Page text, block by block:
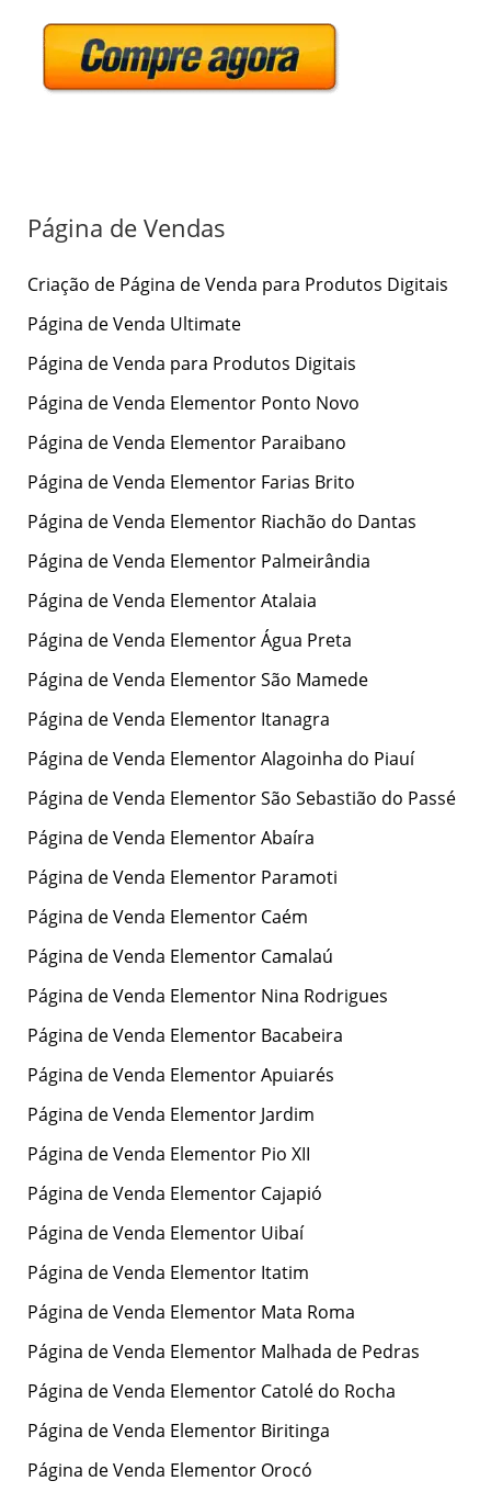
Página de Vendas
Criação de Página de Venda para Produtos Digitais
Página de Venda Ultimate
Página de Venda para Produtos Digitais
Página de Venda Elementor Ponto Novo
Página de Venda Elementor Paraibano
Página de Venda Elementor Farias Brito
Página de Venda Elementor Riachão do Dantas
Página de Venda Elementor Palmeirândia
Página de Venda Elementor Atalaia
Página de Venda Elementor Água Preta
Página de Venda Elementor São Mamede
Página de Venda Elementor Itanagra
Página de Venda Elementor Alagoinha do Piauí
Página de Venda Elementor São Sebastião do Passé
Página de Venda Elementor Abaíra
Página de Venda Elementor Paramoti
Página de Venda Elementor Caém
Página de Venda Elementor Camalaú
Página de Venda Elementor Nina Rodrigues
Página de Venda Elementor Bacabeira
Página de Venda Elementor Apuiarés
Página de Venda Elementor Jardim
Página de Venda Elementor Pio XII
Página de Venda Elementor Cajapió
Página de Venda Elementor Uibaí
Página de Venda Elementor Itatim
Página de Venda Elementor Mata Roma
Página de Venda Elementor Malhada de Pedras
Página de Venda Elementor Catolé do Rocha
Página de Venda Elementor Biritinga
Página de Venda Elementor Orocó
r
o
r
: